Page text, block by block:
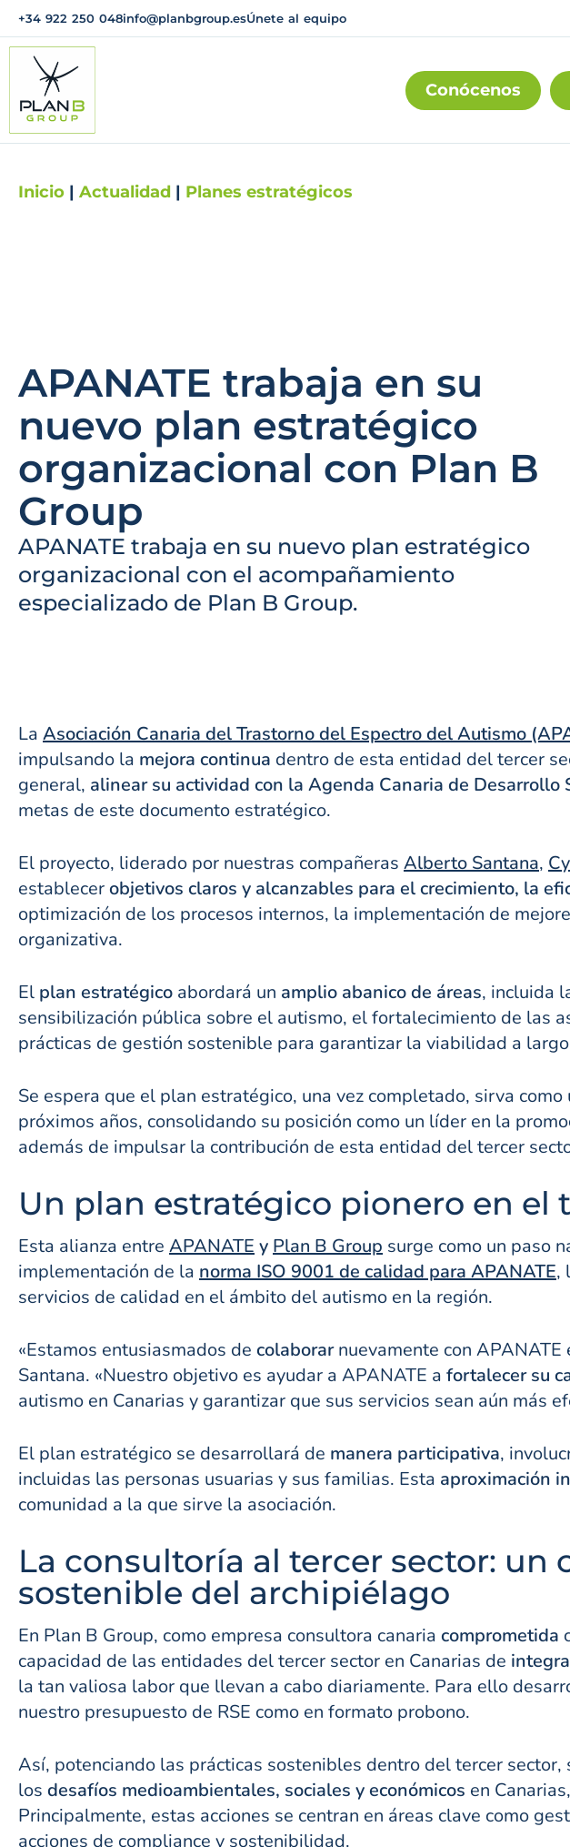
+34 922 250 048info@planbgroup.esÚnete al equipo
Conócenos
Inicio | Actualidad | Planes estratégicos
APANATE trabaja en su
nuevo plan estratégico
organizacional con Plan B
Group
APANATE trabaja en su nuevo plan estratégico
organizacional con el acompañamiento
especializado de Plan B Group.
La Asociación Canaria del Trastorno del Espectro del Autismo
impulsando la mejora continua dentro de esta entidad del tercer
general, alinear su actividad con la Agenda Canaria de Desarrollo
metas de este documento estratégico.
El proyecto, liderado por nuestras compañeras Alberto Santana,
establecerobjetivos claros y alcanzables para el crecimiento, la
optimización de los procesos internos, la implementación de
organizativa.
El plan estratégico abordará un amplio abanico de áreas, incluida
sensibilización pública sobre el autismo, el fortalecimiento de las
prácticas de gestión sostenible para garantizar la viabilidad a
Se espera que el plan estratégico, una vez completado, sirva como
próximos años, consolidando su posición como un líder en la
además de impulsar la contribución de esta entidad del tercer
Un plan estratégico pionero en el
Esta alianza entre APANATE y Plan B Group surge como un paso
implementación de la norma ISO 9001 de calidad para APANATE,
servicios de calidad en el ámbito del autismo en la región.
«Estamos entusiasmados de colaborarnuevamente con
Santana. «Nuestro objetivo es ayudar a APANATE a fortalecer su
autismo en Canarias y garantizar que sus servicios sean aún más
El plan estratégico se desarrollará de manera participativa,
incluidas las personas usuarias y sus familias. Esta aproximación
comunidad a la que sirve la asociación.
La consultoría al tercer sector:
sostenible del archipiélago
En Plan B Group, como empresa consultora canaria comprometida
capacidad de las entidades del tercer sector en Canarias de
la tan valiosa labor que llevan a cabo diariamente. Para ello
nuestro presupuesto de RSE como en formato probono.
Así, potenciando las prácticas sostenibles dentro del tercer
los desafíos medioambientales, sociales y económicos en
Principalmente, estas acciones se centran en áreas clave como
acciones de compliance y sostenibilidad.